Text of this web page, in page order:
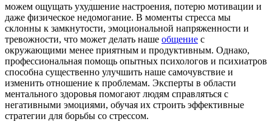
можем ощущать ухудшение настроения, потерю мотивации и
даже физическое недомогание. В моменты стресса мы
склонны к замкнутости, эмоциональной напряженности и
тревожности, что может делать наше общение с
окружающими менее приятным и продуктивным. Однако,
профессиональная помощь опытных психологов и психиатров
способна существенно улучшить наше самочувствие и
изменить отношение к проблемам. Эксперты в области
ментального здоровья помогают людям справляться с
негативными эмоциями, обучая их строить эффективные
стратегии для борьбы со стрессом.